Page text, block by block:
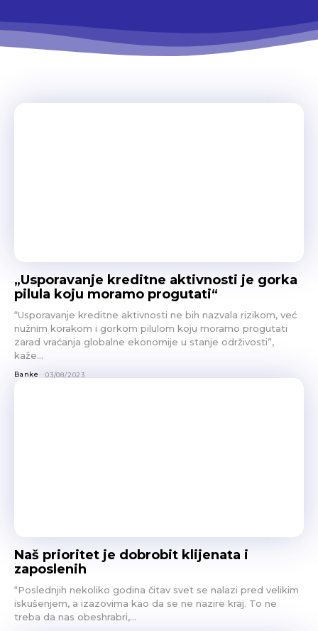
„Usporavanje kreditne aktivnosti je gorka
pilula koju moramo progutati“
“Usporavanje kreditne aktivnosti ne bih nazvala rizikom, već
nužnim korakom i gorkom pilulom koju moramo progutati
zarad vraćanja globalne ekonomije u stanje održivosti”,
kaže...
Banke 03/08/2023
Naš prioritet je dobrobit klijenata i
zaposlenih
“Poslednjih nekoliko godina čitav svet se nalazi pred velikim
iskušenjem, a izazovima kao da se ne nazire kraj. To ne
treba da nas obeshrabri,...